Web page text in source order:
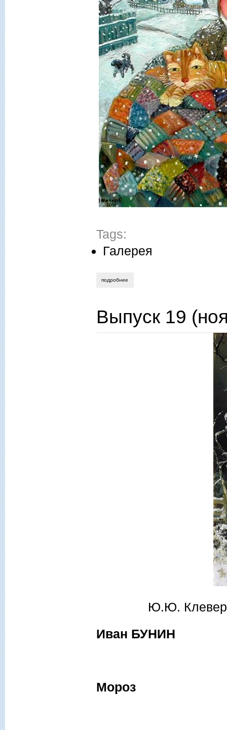
Tags:
Галерея
подробнее
Выпуск 19
Ю.Ю. Клевер.
Иван БУНИН
Мороз